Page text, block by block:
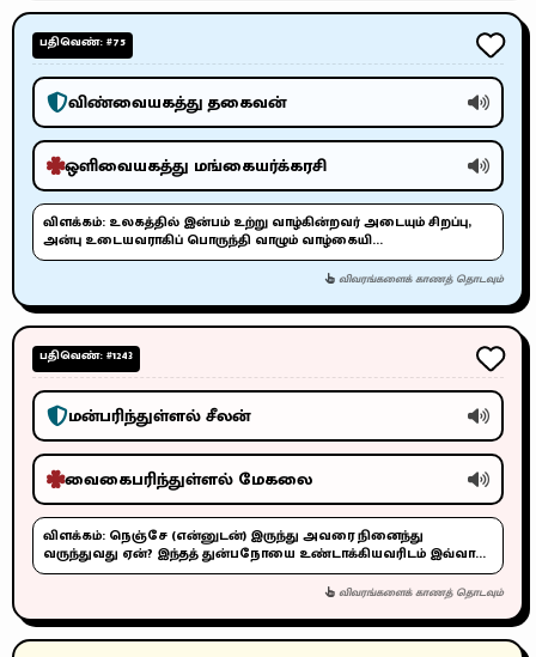
பதிவெண்: #75
விண்வையகத்து தகைவன்
ஒளிவையகத்து மங்கையர்க்கரசி
விளக்கம்: உலகத்தில் இன்பம் உற்று வாழ்கின்றவர் அடையும் சிறப்பு,
அன்பு உடையவராகிப் பொருந்தி வாழும் வாழ்கையி...
விவரங்களைக் காணத் தொடவும்
பதிவெண்: #1243
மன்பரிந்துள்ளல் சீலன்
வைகைபரிந்துள்ளல் மேகலை
விளக்கம்: நெஞ்சே (என்னுடன்) இருந்து அவரை நினைந்து
வருந்துவது ஏன்? இந்தத் துன்பநோயை உண்டாக்கியவரிடம் இவ்வா...
விவரங்களைக் காணத் தொடவும்